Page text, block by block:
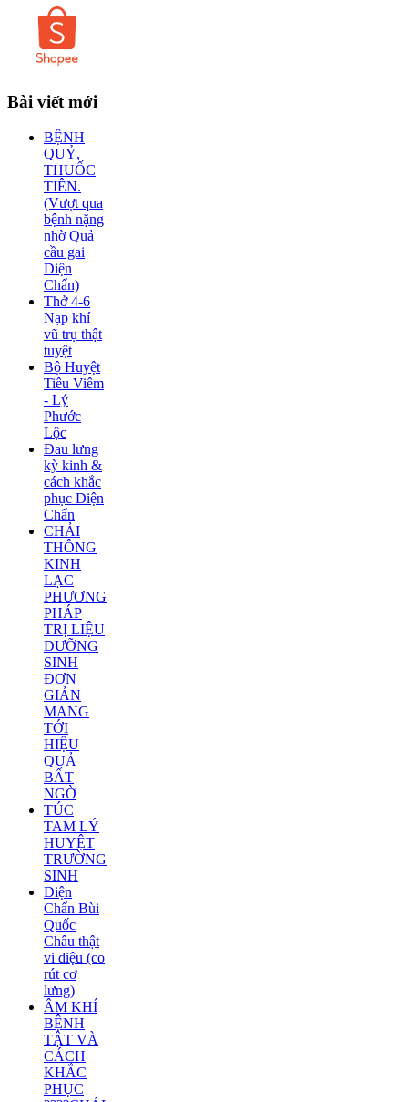
Bài viết mới
BỆNH
QUỶ,
THUỐC
TIÊN.
(Vượt qua
bệnh nặng
nhờ Quả
cầu gai
Diện
Chẩn)
Thở 4-6
Nạp khí
vũ trụ thật
tuyệt
Bộ Huyệt
Tiêu Viêm
- Lý
Phước
Lộc
Đau lưng
kỳ kinh &
cách khắc
phục Diện
Chẩn
CHẢI
THÔNG
KINH
LẠC
PHƯƠNG
PHÁP
TRỊ LIỆU
DƯỠNG
SINH
ĐƠN
GIẢN
MANG
TỚI
HIỆU
QUẢ
BẤT
NGỜ
TÚC
TAM LÝ
HUYỆT
TRƯỜNG
SINH
Diện
Chẩn Bùi
Quốc
Châu thật
vi diệu (co
rút cơ
lưng)
ÂM KHÍ
BỆNH
TẬT VÀ
CÁCH
KHẮC
PHỤC